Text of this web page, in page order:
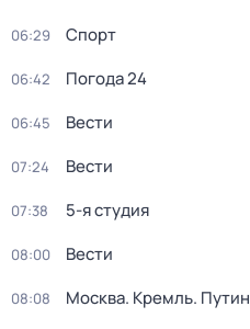
06:29 Спорт
06:42 Погода 24
06:45 Вести
07:24 Вести
07:38 5-я студия
08:00 Вести
08:08 Москва. Кремль. Путин